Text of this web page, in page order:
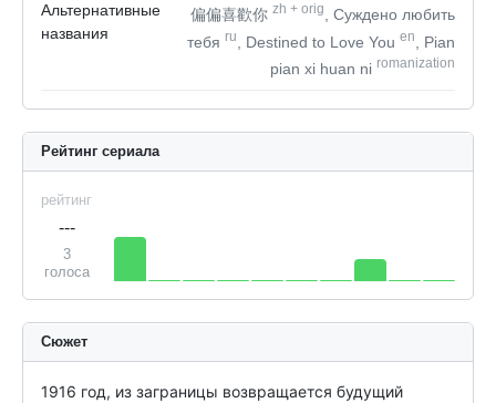
Альтернативные
названия
偏偏喜歡你 zh + orig
, Суждено любить
тебя ru , Destined to Love You en
, Pian
pian xi huan ni romanization
Рейтинг сериала
рейтинг
---
3
голоса
Сюжет
1916 год, из заграницы возвращается будущий